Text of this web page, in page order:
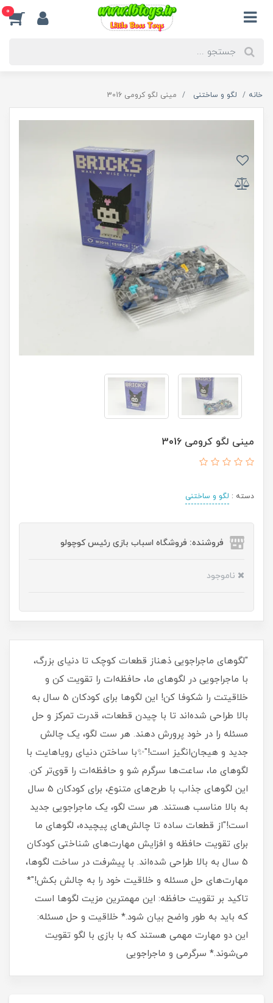
0
خانه لگو و ساختنی مینی لگو کرومی 3016
مینی لگو کرومی 3016
دسته : لگو و ساختنی
فروشنده: فروشگاه اسباب بازی رئیس کوچولو
ناموجود
"لگوهای ماجراجویی ذهناز قطعات کوچک تا دنیای بزرگ،
با ماجراجویی در لگوهای ما، حافظه‌ات را تقویت کن و
خلاقیتت را شکوفا کن! این لگوها برای کودکان 5 سال به
بالا طراحی شده‌اند تا با چیدن قطعات، قدرت تمرکز و حل
مسئله را در خود پرورش دهند. هر ست لگو، یک چالش
جدید و هیجان‌انگیز است!"✨با ساختن دنیای رویاهایت با
لگوهای ما، ساعت‌ها سرگرم شو و حافظه‌ات را قوی‌تر کن.
این لگوهای جذاب با طرح‌های متنوع، برای کودکان 5 سال
به بالا مناسب هستند. هر ست لگو، یک ماجراجویی جدید
است!"از قطعات ساده تا چالش‌های پیچیده، لگوهای ما
برای تقویت حافظه و افزایش مهارت‌های شناختی کودکان
5 سال به بالا طراحی شده‌اند. با پیشرفت در ساخت لگوها،
مهارت‌های حل مسئله و خلاقیت خود را به چالش بکش!"*
تاکید بر تقویت حافظه: این مهمترین مزیت لگوها است
که باید به طور واضح بیان شود.* خلاقیت و حل مسئله:
این دو مهارت مهمی هستند که با بازی با لگو تقویت
می‌شوند.* سرگرمی و ماجراجویی